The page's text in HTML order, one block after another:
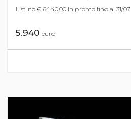
Listino € 6440,00 in promo fino al 31/07
5.940 euro